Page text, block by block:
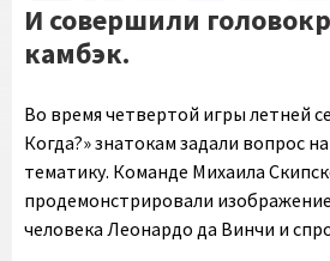
И совершили
камбэк.
Во время четвертой игры летней
Когда?» знатокам задали вопрос
тематику. Команде Михаила
продемонстрировали
человека Леонардо да Винчи и